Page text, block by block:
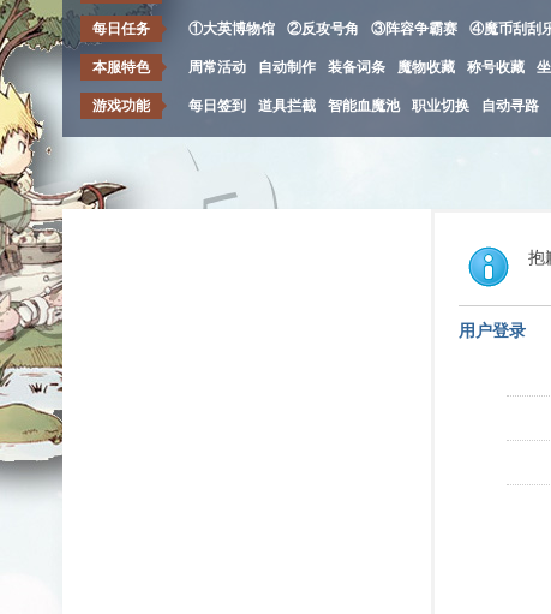
每日任务 ①大英博物馆 ②反攻号角 ③阵容争霸赛 ④魔币刮刮
本服特色 周常活动 自动制作 装备词条 魔物收藏 称号收藏
游戏功能 每日签到 道具拦截 智能血魔池 职业切换 自动寻路
抱
用户登录